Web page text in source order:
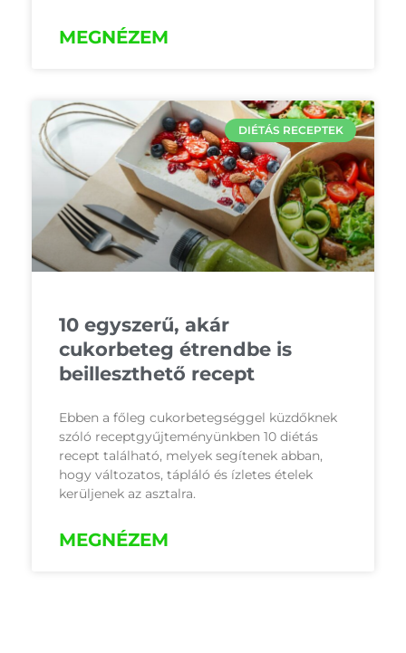
MEGNÉZEM
DIÉTÁS RECEPTEK
10 egyszerű, akár
cukorbeteg étrendbe is
beilleszthető recept
Ebben a főleg cukorbetegséggel küzdőknek
szóló receptgyűjteményünkben 10 diétás
recept található, melyek segítenek abban,
hogy változatos, tápláló és ízletes ételek
kerüljenek az asztalra.
MEGNÉZEM